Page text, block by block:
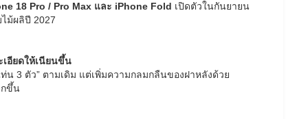
18 Pro / Pro Max และ iPhone Fold เปิดตัวในกันยายน
ม้ผลิปี 2027
อียดให้เนียนขึ้น
3 ตัว” ตามเดิม แต่เพิ่มความกลมกลืนของฝาหลังด้วย
กขึ้น